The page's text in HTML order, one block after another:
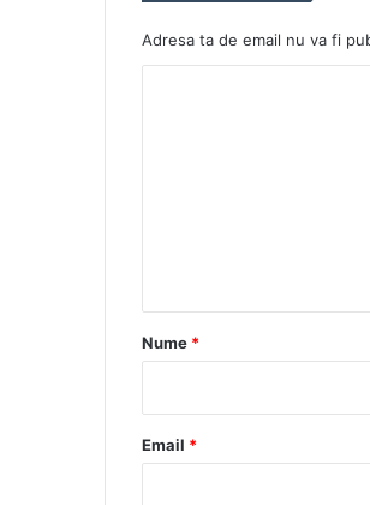
Adresa ta de email nu va fi
r
*
Nume *
Email *